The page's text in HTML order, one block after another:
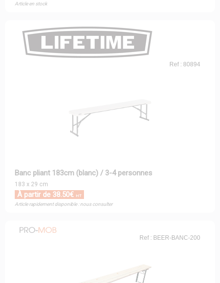
Article en stock
Ref : 80894
Banc pliant 183cm (blanc) / 3-4 personnes
183 x 29 cm
À partir de 38.50€ HT
Article rapidement disponible : nous consulter
Ref : BEER-BANC-200